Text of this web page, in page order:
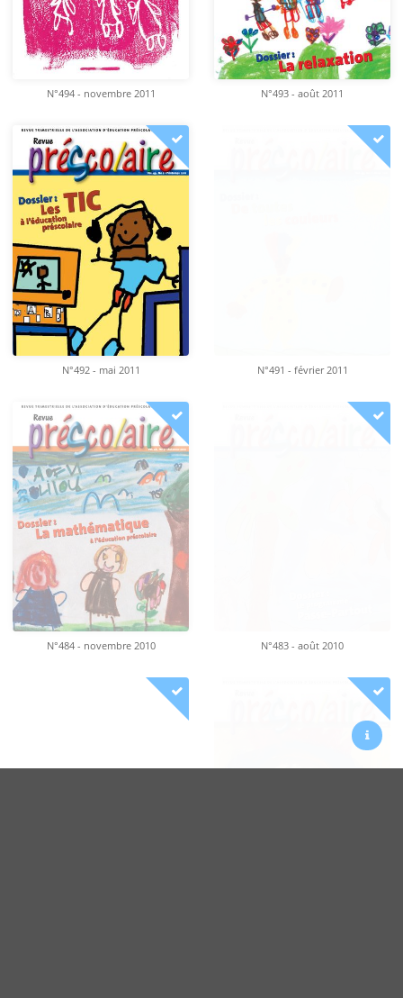
N°494 - novembre 2011 N°493 - août 2011
N°492 - mai 2011 N°491 - février 2011
N°484 - novembre 2010 N°483 - août 2010